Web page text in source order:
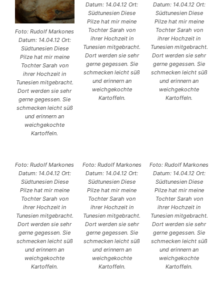
Foto: Rudolf Markones
Datum: 14.04.12 Ort:
Südtunesien Diese
Pilze hat mir meine
Tochter Sarah von
ihrer Hochzeit in
Tunesien mitgebracht.
Dort werden sie sehr
gerne gegessen. Sie
schmecken leicht süß
und erinnern an
weichgekochte
Kartoffeln.
Datum: 14.04.12 Ort:
Südtunesien Diese
Pilze hat mir meine
Tochter Sarah von
ihrer Hochzeit in
Tunesien mitgebracht.
Dort werden sie sehr
gerne gegessen. Sie
schmecken leicht süß
und erinnern an
weichgekochte
Kartoffeln.
Datum: 14.04.12 Ort:
Südtunesien Diese
Pilze hat mir meine
Tochter Sarah von
ihrer Hochzeit in
Tunesien mitgebracht.
Dort werden sie sehr
gerne gegessen. Sie
schmecken leicht süß
und erinnern an
weichgekochte
Kartoffeln.
Foto: Rudolf Markones
Datum: 14.04.12 Ort:
Südtunesien Diese
Pilze hat mir meine
Tochter Sarah von
ihrer Hochzeit in
Tunesien mitgebracht.
Dort werden sie sehr
gerne gegessen. Sie
schmecken leicht süß
und erinnern an
weichgekochte
Kartoffeln.
Foto: Rudolf Markones
Datum: 14.04.12 Ort:
Südtunesien Diese
Pilze hat mir meine
Tochter Sarah von
ihrer Hochzeit in
Tunesien mitgebracht.
Dort werden sie sehr
gerne gegessen. Sie
schmecken leicht süß
und erinnern an
weichgekochte
Kartoffeln.
Foto: Rudolf Markones
Datum: 14.04.12 Ort:
Südtunesien Diese
Pilze hat mir meine
Tochter Sarah von
ihrer Hochzeit in
Tunesien mitgebracht.
Dort werden sie sehr
gerne gegessen. Sie
schmecken leicht süß
und erinnern an
weichgekochte
Kartoffeln.